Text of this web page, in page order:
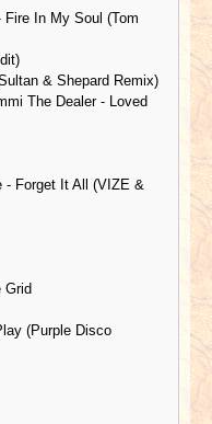
In My Soul (Tom
& Shepard Remix)
The Dealer - Loved
- Forget It All (VIZE &
Grid
(Purple Disco